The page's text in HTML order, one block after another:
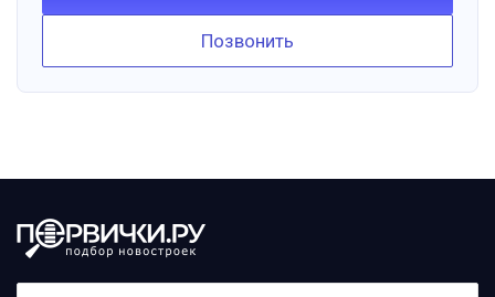
Позвонить